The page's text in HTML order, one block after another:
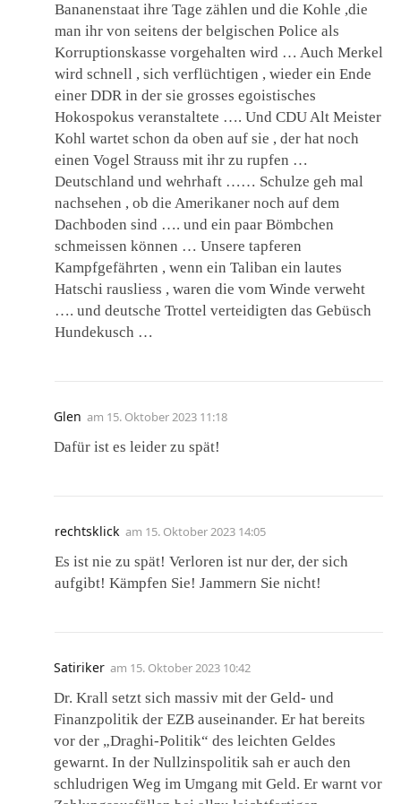
Bananenstaat ihre Tage zählen und die Kohle ,die
man ihr von seitens der belgischen Police als
Korruptionskasse vorgehalten wird … Auch Merkel
wird schnell , sich verflüchtigen , wieder ein Ende
einer DDR in der sie grosses egoistisches
Hokospokus veranstaltete …. Und CDU Alt Meister
Kohl wartet schon da oben auf sie , der hat noch
einen Vogel Strauss mit ihr zu rupfen …
Deutschland und wehrhaft …… Schulze geh mal
nachsehen , ob die Amerikaner noch auf dem
Dachboden sind …. und ein paar Bömbchen
schmeissen können … Unsere tapferen
Kampfgefährten , wenn ein Taliban ein lautes
Hatschi rausliess , waren die vom Winde verweht
…. und deutsche Trottel verteidigten das Gebüsch
Hundekusch …
Glen am 15. Oktober 2023 11:18
Dafür ist es leider zu spät!
rechtsklick am 15. Oktober 2023 14:05
Es ist nie zu spät! Verloren ist nur der, der sich
aufgibt! Kämpfen Sie! Jammern Sie nicht!
Satiriker am 15. Oktober 2023 10:42
Dr. Krall setzt sich massiv mit der Geld- und
Finanzpolitik der EZB auseinander. Er hat bereits
vor der „Draghi-Politik“ des leichten Geldes
gewarnt. In der Nullzinspolitik sah er auch den
schludrigen Weg im Umgang mit Geld. Er warnt vor